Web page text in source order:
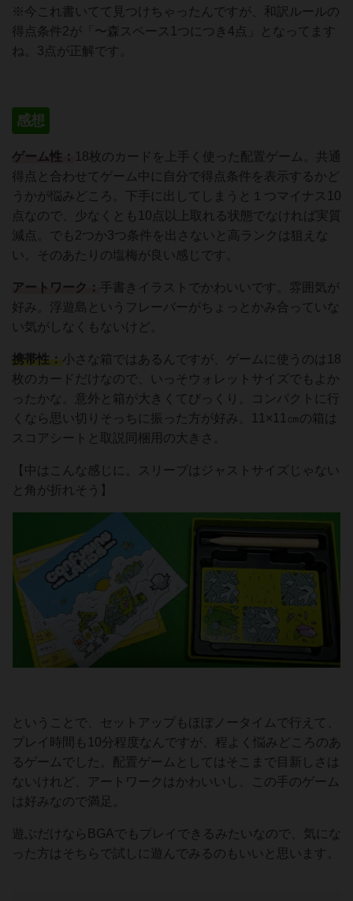
※今これ書いてて見つけちゃったんですが、和訳ルールの
得点条件2が「〜森スペース1つにつき4点」となってます
ね。3点が正解です。
感想
ゲーム性： 18枚のカードを上手く使った配置ゲーム。共通
得点と合わせてゲーム中に自分で得点条件を表示するかど
うかが悩みどころ。下手に出してしまうと１つマイナス10
点なので、少なくとも10点以上取れる状態でなければ実質
減点。でも2つか3つ条件を出さないと高ランクは狙えな
い。そのあたりの塩梅が良い感じです。
アートワーク： 手書きイラストでかわいいです。雰囲気が
好み。浮遊島というフレーバーがちょっとかみ合っていな
い気がしなくもないけど。
携帯性： 小さな箱ではあるんですが、ゲームに使うのは18
枚のカードだけなので、いっそウォレットサイズでもよか
ったかな。意外と箱が大きくてびっくり。コンパクトに行
くなら思い切りそっちに振った方が好み。11×11㎝の箱は
スコアシートと取説同梱用の大きさ。
【中はこんな感じに。スリーブはジャストサイズじゃない
と角が折れそう】
ということで、セットアップもほぼノータイムで行えて、
プレイ時間も10分程度なんですが、程よく悩みどころのあ
るゲームでした。配置ゲームとしてはそこまで目新しさは
ないけれど、アートワークはかわいいし、この手のゲーム
は好みなので満足。
遊ぶだけならBGAでもプレイできるみたいなので、気にな
った方はそちらで試しに遊んでみるのもいいと思います。